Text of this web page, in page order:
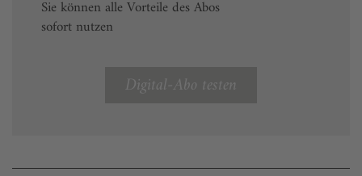
Sie können alle Vorteile des Abos
sofort nutzen
Digital-Abo testen